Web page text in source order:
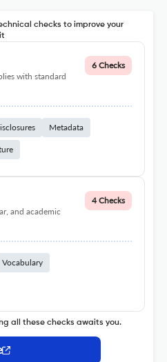
checks to improve your
with standard
6 Checks
Metadata
and academic
4 Checks
Vocabulary
all these checks awaits you.